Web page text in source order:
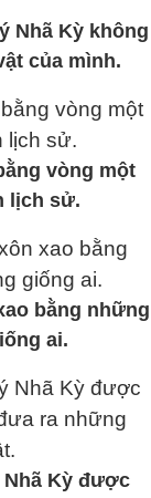
Nhã Kỳ không
của mình.
vòng một
lịch sử.
bằng những
ai.
Kỳ được